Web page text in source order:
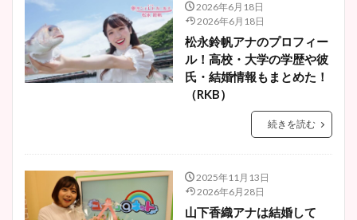
2026年6月18日
2026年6月18日
松永鈴帆アナのプロフィー
ル！高校・大学の学歴や彼
氏・結婚情報もまとめた！
（RKB）
続きを読む
2025年11月13日
2026年6月28日
山下香織アナは結婚して